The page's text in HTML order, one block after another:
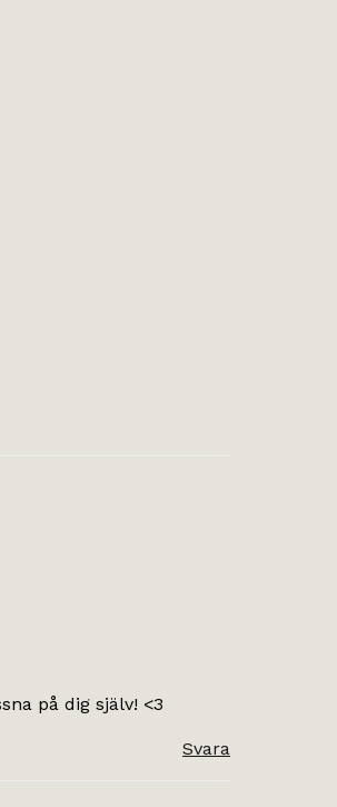
på dig själv! <3
Svara